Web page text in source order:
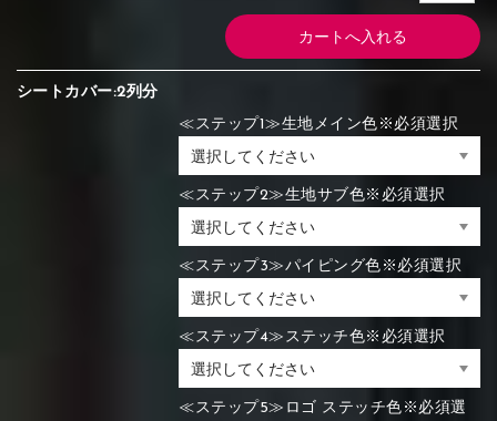
シートカバー:2列分
≪ステップ1≫生地メイン色※必須選択
≪ステップ2≫生地サブ色※必須選択
≪ステップ3≫パイピング色※必須選択
≪ステップ4≫ステッチ色※必須選択
≪ステップ5≫ロゴ ステッチ色※必須選